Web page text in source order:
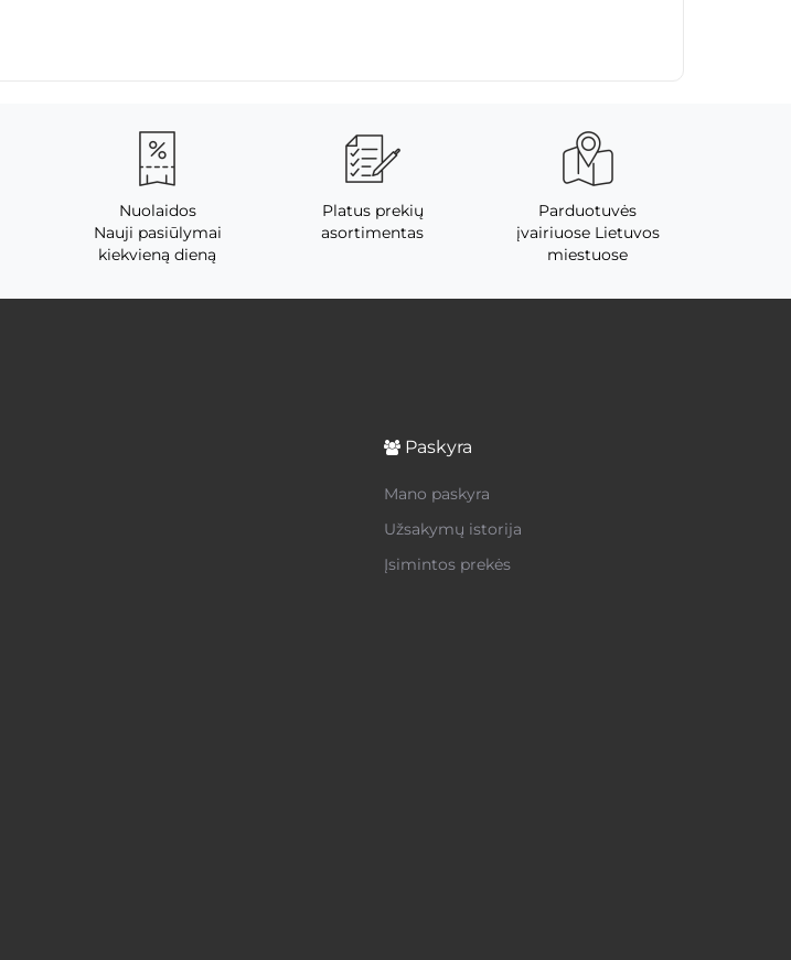
Nuolaidos
Nauji pasiūlymai
kiekvieną dieną
Platus prekių
asortimentas
Parduotuvės
įvairiuose Lietuvos
miestuose
Paskyra
Mano paskyra
Užsakymų istorija
Įsimintos prekės